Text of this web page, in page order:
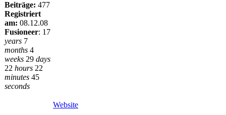
Beiträge: 477
Registriert
am: 08.12.08
Fusioneer: 17
years 7
months 4
weeks 29 days
22 hours 22
minutes 45
seconds
Website